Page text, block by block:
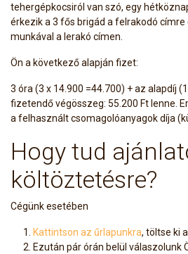
tehergépkocsiról van szó, egy
érkezik a 3 fős brigád a felrakodó címre
munkával a lerakó címen.
Ön a következő alapján fizet:
3 óra (3 x 14.900 =44.700) + az alapdíj
fizetendő végösszeg: 55.200 Ft lenne.
a felhasznált csomagolóanyagok díja
Hogy tud
költöztetésre?
Cégünk esetében
Kattintson az űrlapunkra, töltse ki
Ezután pár órán belül válaszolunk